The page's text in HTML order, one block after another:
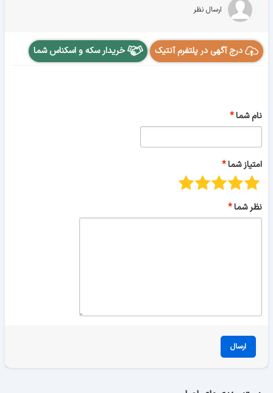
ارسال نظر
درج آگهی در پلتفرم آنتیک خریدار سکه و اسکناس شما
نام شما
امتیاز شما
نظر شما
ارسال